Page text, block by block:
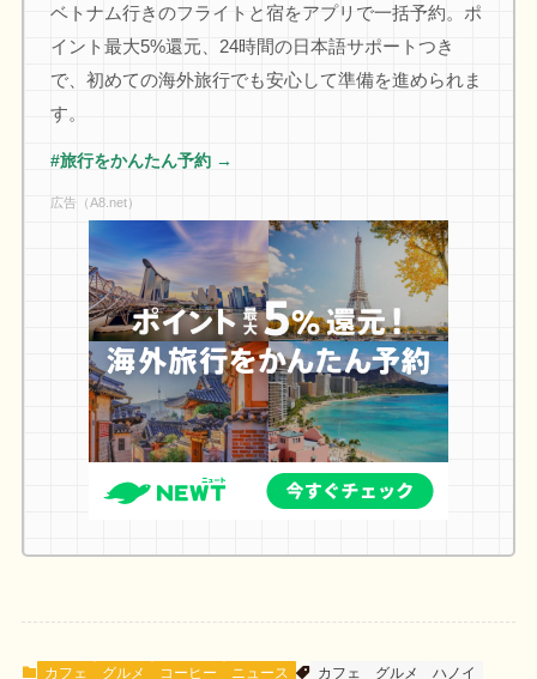
ベトナム行きのフライトと宿をアプリで一括予約。ポ
イント最大5%還元、24時間の日本語サポートつき
で、初めての海外旅行でも安心して準備を進められま
す。
#旅行をかんたん予約 →
広告（A8.net）
カフェ グルメ コーヒー ニュース カフェ グルメ
ハノイ